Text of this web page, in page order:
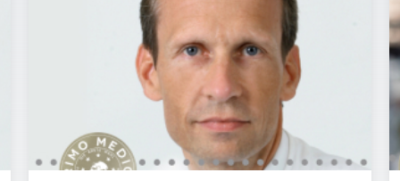
Lebermetastasen
Lebertransplantation
Lebererkrankungen
Leberzyste